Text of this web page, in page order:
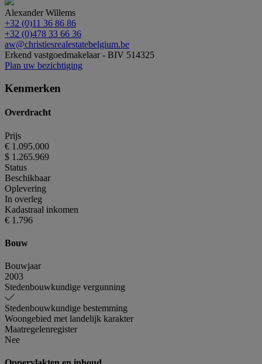
Alexander Willems
+32 (0)11 36 86 86
+32 (0)478 33 66 36
aw@christiesrealestatebelgium.be
Erkend vastgoedmakelaar - BIV 514325
Plan uw bezichtiging
Kenmerken
Overdracht
Prijs
€ 1.095.000
$ 1.265.969
Status
Beschikbaar
Oplevering
In overleg
Kadastraal inkomen
€ 1.796
Bouw
Bouwjaar
2003
Stedenbouwkundige vergunning
Stedenbouwkundige bestemming
Woongebied met landelijk karakter
Maatregelenregister
Nee